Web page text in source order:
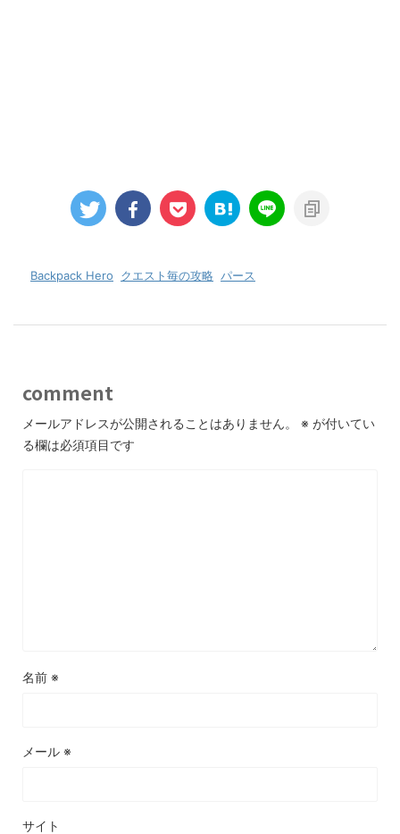
Backpack Hero クエスト毎の攻略 パース
comment
メールアドレスが公開されることはありません。 ※ が付いてい
る欄は必須項目です
名前 ※
メール ※
サイト